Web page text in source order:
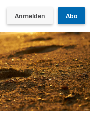
Anmelden Abo